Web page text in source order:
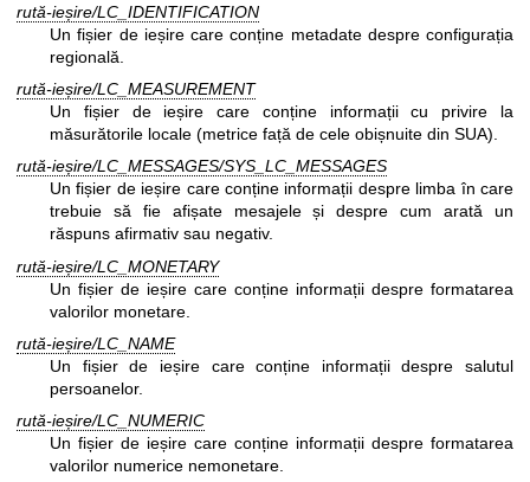
rută-ieșire/LC_IDENTIFICATION
Un fișier de ieșire care conține metadate despre configurația
regională.
rută-ieșire/LC_MEASUREMENT
Un fișier de ieșire care conține informații cu privire la
măsurătorile locale (metrice față de cele obișnuite din SUA).
rută-ieșire/LC_MESSAGES/SYS_LC_MESSAGES
Un fișier de ieșire care conține informații despre limba în care
trebuie să fie afișate mesajele și despre cum arată un
răspuns afirmativ sau negativ.
rută-ieșire/LC_MONETARY
Un fișier de ieșire care conține informații despre formatarea
valorilor monetare.
rută-ieșire/LC_NAME
Un fișier de ieșire care conține informații despre salutul
persoanelor.
rută-ieșire/LC_NUMERIC
Un fișier de ieșire care conține informații despre formatarea
valorilor numerice nemonetare.